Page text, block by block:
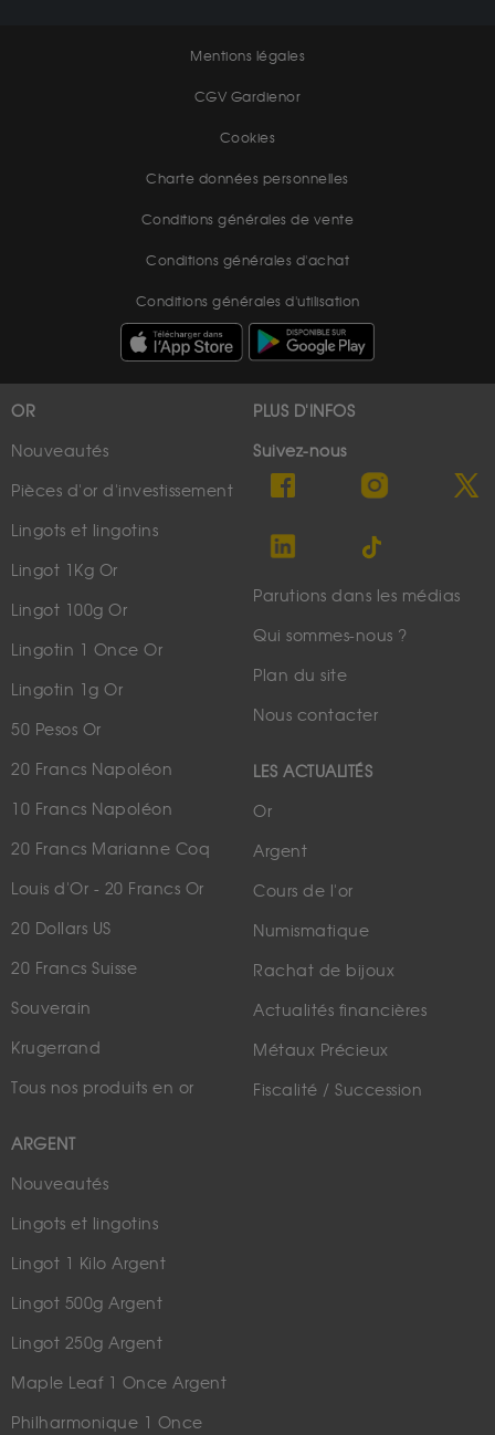
Mentions légales
CGV Gardienor
Cookies
Charte données personnelles
Conditions générales de vente
Conditions générales d'achat
Conditions générales d'utilisation
OR
Nouveautés
Pièces d'or d'investissement
Lingots et lingotins
Lingot 1Kg Or
Lingot 100g Or
Lingotin 1 Once Or
Lingotin 1g Or
50 Pesos Or
20 Francs Napoléon
10 Francs Napoléon
20 Francs Marianne Coq
Louis d'Or - 20 Francs Or
20 Dollars US
20 Francs Suisse
Souverain
Krugerrand
Tous nos produits en or
ARGENT
Nouveautés
Lingots et lingotins
Lingot 1 Kilo Argent
Lingot 500g Argent
Lingot 250g Argent
Maple Leaf 1 Once Argent
Philharmonique 1 Once
PLUS D'INFOS
Suivez-nous
Parutions dans les médias
Qui sommes-nous ?
Plan du site
Nous contacter
LES ACTUALITÉS
Or
Argent
Cours de l'or
Numismatique
Rachat de bijoux
Actualités financières
Métaux Précieux
Fiscalité / Succession